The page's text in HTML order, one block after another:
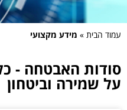
עמוד הבית » מידע מקצועי
סודות האבטחה -
על שמירה וביטחון